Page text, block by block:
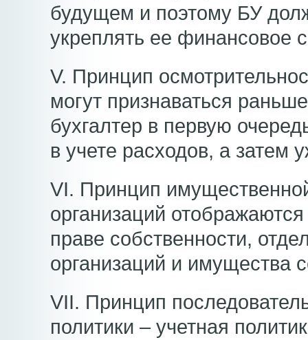
будущем и поэтому БУ
укреплять ее финансовое
V. Принцип
могут признаваться
бухгалтер в первую
в учете расходов, а затем
VI. Принцип
организаций
праве собственности,
организаций и имущества
VII. Принцип
политики – учетная